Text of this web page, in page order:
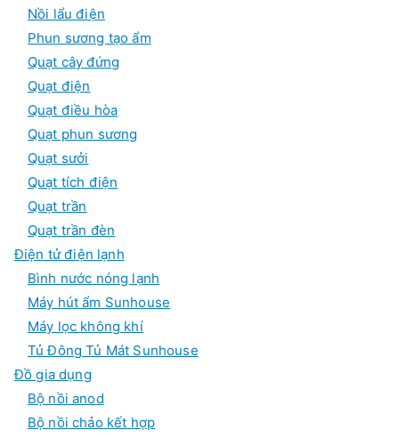
Nồi lẩu điện
Phun sương tạo ẩm
Quạt cây đứng
Quạt điện
Quạt điều hòa
Quạt phun sương
Quạt sưởi
Quạt tích điện
Quạt trần
Quạt trần đèn
Điện tử điện lạnh
Bình nước nóng lạnh
Máy hút ẩm Sunhouse
Máy lọc không khí
Tủ Đông Tủ Mát Sunhouse
Đồ gia dụng
Bộ nồi anod
Bộ nồi chảo kết hợp